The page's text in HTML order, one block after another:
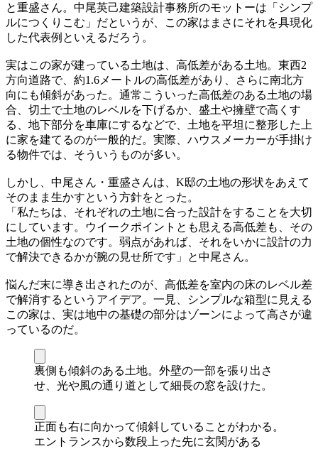
と重盛さん。中尾英己建築設計事務所のモットーは「シンプ
ルにつくりこむ」だというが、この家はまさにそれを具現化
した代表例といえるだろう。
実はこの家が建っている土地は、高低差がある土地。東西2
方向道路で、約1.6メートルの高低差があり、さらに南北方
向にも傾斜があった。通常こういった高低差のある土地の場
合、切土で土地のレベルを下げるか、盛土や擁壁で高くす
る、地下部分を車庫にするなどで、土地を平坦に整形した上
に家を建てるのが一般的だ。実際、ハウスメーカーが手掛け
る物件では、そういうものが多い。
しかし、中尾さん・重盛さんは、K邸の土地の形状をあえて
そのまま生かすという方針をとった。
「私たちは、それぞれの土地に合った設計をすることを大切
にしています。ウイークポイントとも思える高低差も、その
土地の個性なのです。弱点があれば、それをいかに設計の力
で解決できるかが腕の見せ所です」と中尾さん。
悩んだ末に導き出されたのが、高低差を室内の床のレベル差
で解消するというアイデア。一見、シンプルな箱型に見える
この家は、実は地中の基礎の部分はゾーンによって高さが違
っているのだ。
裏側も傾斜のある土地。外壁の一部を張り出さ
せ、光や風の通り道として細長の窓を設けた。
正面も右に向かって傾斜していることがわかる。
エントランスから数段上った先に玄関がある